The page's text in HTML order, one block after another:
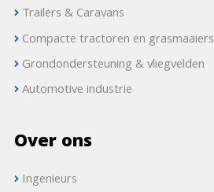
Trailers & Caravans
Compacte tractoren en grasmaaiers
Grondondersteuning & vliegvelden
Automotive industrie
Over ons
Ingenieurs